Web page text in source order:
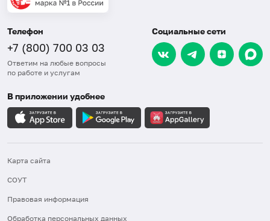
Телефон
+7 (800) 700 03 03
Ответим на любые вопросы
по работе и услугам
Социальные сети
В приложении удобнее
Карта сайта
СОУТ
Правовая информация
Обработка персональных данных